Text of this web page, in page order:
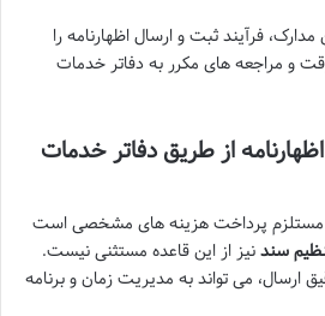
فرآیند ثبت و ارسال اظهارنامه را
و مراجعه های مکرر به دفاتر خدمات
از طریق دفاتر خدمات
مستلزم پرداخت هزینه های مشخصی است
سندنیز از این قاعده مستثنی نیست.
ارسال، می تواند به مدیریت زمان و برنامه